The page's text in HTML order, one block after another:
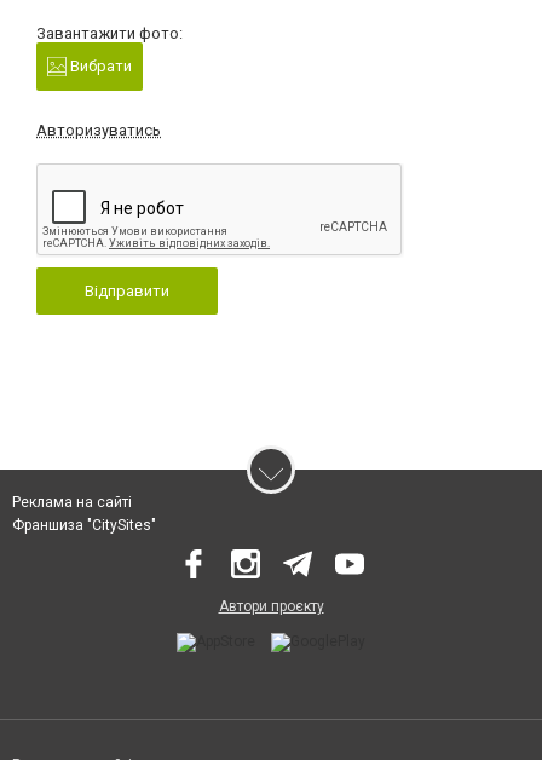
Завантажити фото:
Вибрати
Авторизуватись
Відправити
Реклама на сайті
Франшиза "CitySites"
Автори проєкту